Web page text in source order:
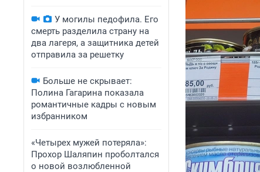
У могилы педофила. Его
смерть разделила страну на
два лагеря, а защитника детей
отправила за решетку
Больше не скрывает:
Полина Гагарина показала
романтичные кадры с новым
избранником
«Четырех мужей потеряла»:
Прохор Шаляпин проболтался
о новой возлюбленной